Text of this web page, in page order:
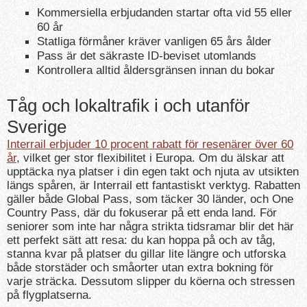
Kommersiella erbjudanden startar ofta vid 55 eller
60 år
Statliga förmåner kräver vanligen 65 års ålder
Pass är det säkraste ID-beviset utomlands
Kontrollera alltid åldersgränsen innan du bokar
Tåg och lokaltrafik i och utanför
Sverige
Interrail erbjuder 10 procent rabatt för resenärer över 60
år, vilket ger stor flexibilitet i Europa. Om du älskar att
upptäcka nya platser i din egen takt och njuta av utsikten
längs spåren, är Interrail ett fantastiskt verktyg. Rabatten
gäller både Global Pass, som täcker 30 länder, och One
Country Pass, där du fokuserar på ett enda land. För
seniorer som inte har några strikta tidsramar blir det här
ett perfekt sätt att resa: du kan hoppa på och av tåg,
stanna kvar på platser du gillar lite längre och utforska
både storstäder och småorter utan extra bokning för
varje sträcka. Dessutom slipper du köerna och stressen
på flygplatserna.